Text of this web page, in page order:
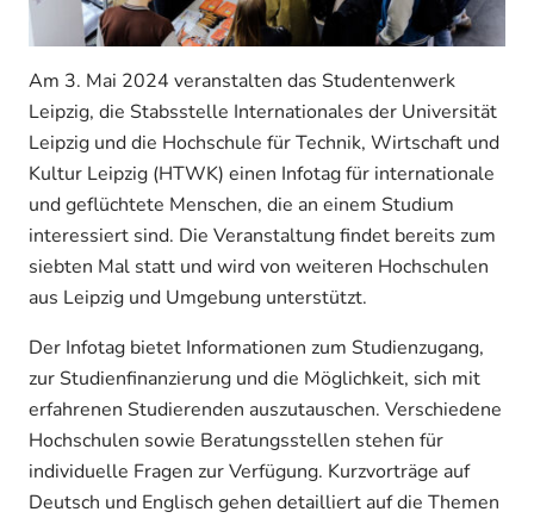
Am 3. Mai 2024 veranstalten das Studentenwerk
Leipzig, die Stabsstelle Internationales der Universität
Leipzig und die Hochschule für Technik, Wirtschaft und
Kultur Leipzig (HTWK) einen Infotag für internationale
und geflüchtete Menschen, die an einem Studium
interessiert sind. Die Veranstaltung findet bereits zum
siebten Mal statt und wird von weiteren Hochschulen
aus Leipzig und Umgebung unterstützt.
Der Infotag bietet Informationen zum Studienzugang,
zur Studienfinanzierung und die Möglichkeit, sich mit
erfahrenen Studierenden auszutauschen. Verschiedene
Hochschulen sowie Beratungsstellen stehen für
individuelle Fragen zur Verfügung. Kurzvorträge auf
Deutsch und Englisch gehen detailliert auf die Themen